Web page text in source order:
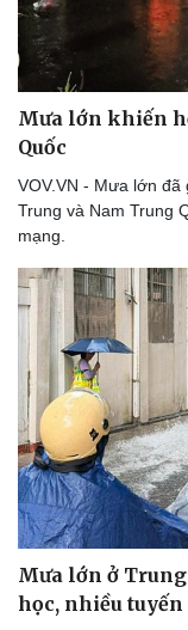
Mưa lớn khiến
Quốc
VOV.VN - Mưa lớn
Trung và Nam Trung
mạng.
Mưa lớn ở
học, nhiều